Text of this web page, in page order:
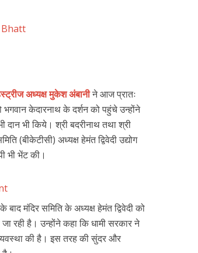
अध्यक्ष मुकेश अंबानीने आज प्रातः
भगवान केदारनाथ के दर्शन को पहुंचे उन्होंने
भी किये। श्री बदरीनाथ तथा श्री
(बीकेटीसी) अध्यक्ष हेमंत द्विवेदी उद्योग
भी भेंट की।
बाद मंदिर समिति के अध्यक्ष हेमंत द्विवेदी को
रही है। उन्होंने कहा कि धामी सरकार ने
की है। इस तरह की सुंदर और